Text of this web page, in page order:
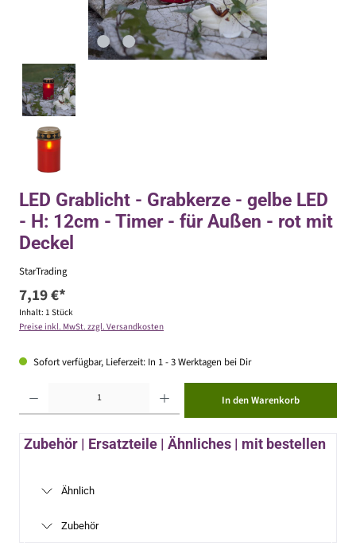
LED Grablicht - Grabkerze - gelbe LED
- H: 12cm - Timer - für Außen - rot mit
Deckel
StarTrading
7,19 €*
Inhalt: 1 Stück
Preise inkl. MwSt. zzgl. Versandkosten
Sofort verfügbar, Lieferzeit: In 1 - 3 Werktagen bei Dir
In den Warenkorb
Zubehör | Ersatzteile | Ähnliches | mit bestellen
Ähnlich
Zubehör